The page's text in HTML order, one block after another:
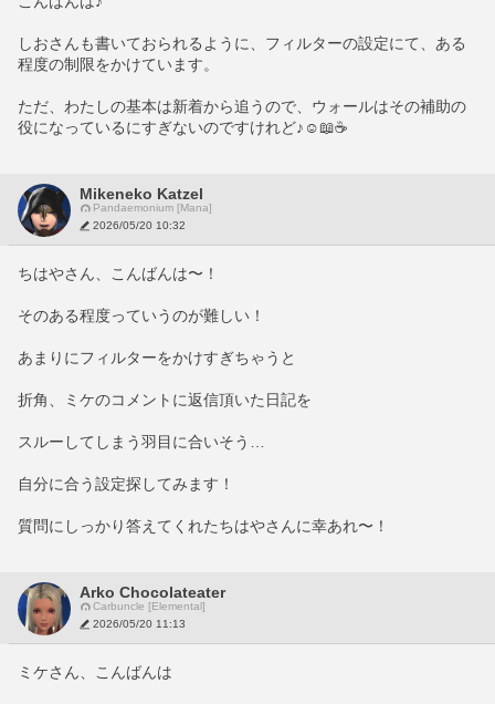
しおさんも書いておられるように、フィルターの設定にて、ある
程度の制限をかけています。
ただ、わたしの基本は新着から追うので、ウォールはその補助の
役になっているにすぎないのですけれど♪☺️📖☕
Mikeneko Katzel
Pandaemonium [Mana]
2026/05/20 10:32
ちはやさん、こんばんは〜！
そのある程度っていうのが難しい！
あまりにフィルターをかけすぎちゃうと
折角、ミケのコメントに返信頂いた日記を
スルーしてしまう羽目に合いそう…
自分に合う設定探してみます！
質問にしっかり答えてくれたちはやさんに幸あれ〜！
Arko Chocolateater
Carbuncle [Elemental]
2026/05/20 11:13
ミケさん、こんばんは